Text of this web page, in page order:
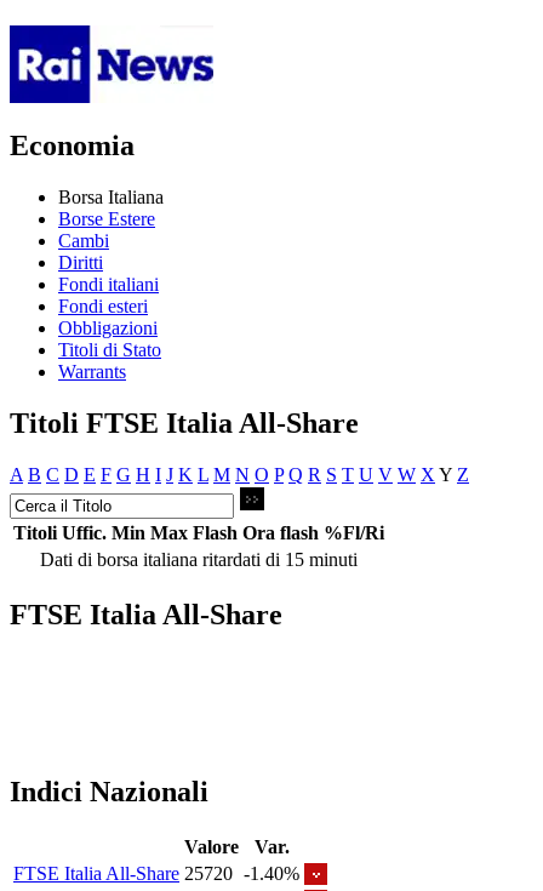
Economia
Borsa Italiana
Borse Estere
Cambi
Diritti
Fondi italiani
Fondi esteri
Obbligazioni
Titoli di Stato
Warrants
Titoli FTSE Italia All-Share
A B C D E F G H I J K L M N O P Q R S T U V W X Y Z
Titoli Uffic. Min Max Flash Ora flash %Fl/Ri
Dati di borsa italiana ritardati di 15 minuti
FTSE Italia All-Share
Indici Nazionali
Valore
Var.
FTSE Italia All-Share 25720 -1.40%